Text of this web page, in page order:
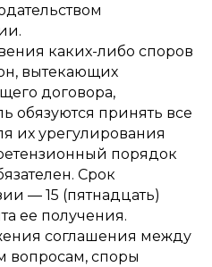
каких-либо споров
вытекающих
договора,
обязуются принять все
их урегулирования
порядок
Срок
— 15 (пятнадцать)
ее получения.
соглашения между
вопросам, споры